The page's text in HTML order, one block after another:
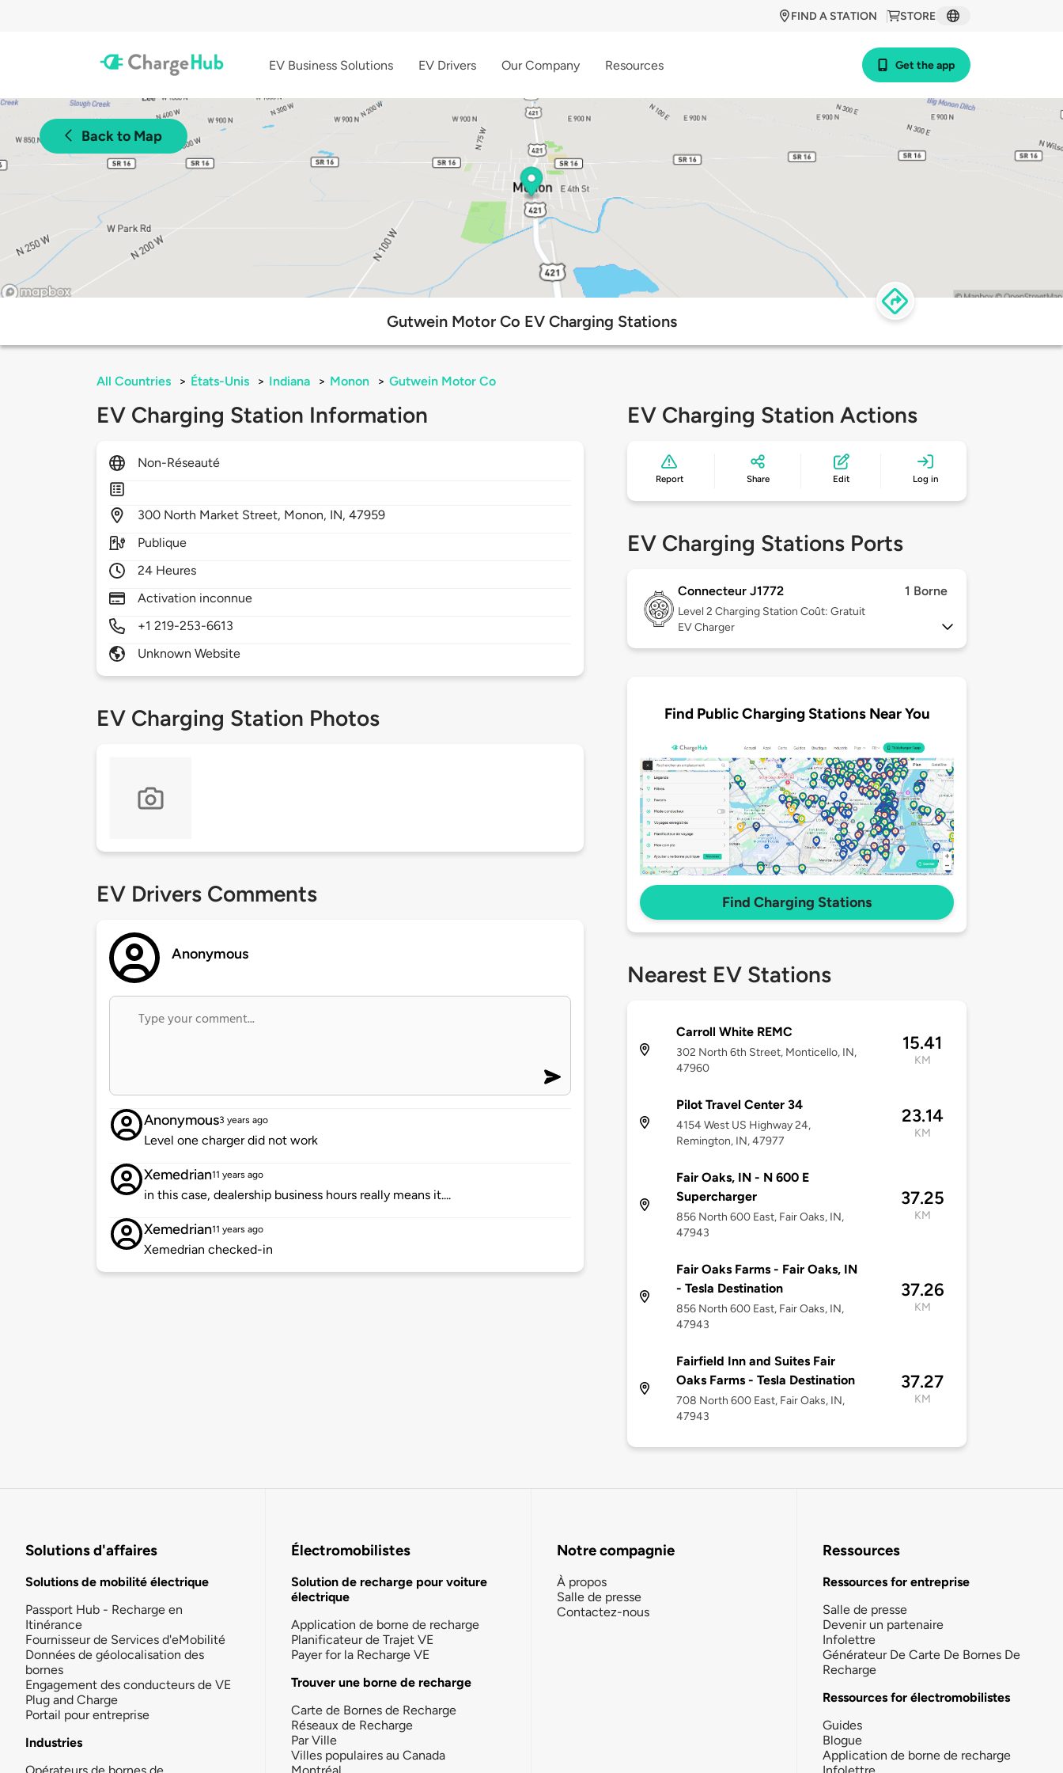
STORE
FIND A STATION
EV Business Solutions EV Drivers Our Company Resources Get the app
Back to Map
Gutwein Motor Co EV Charging Stations
All Countries > États-Unis > Indiana > Monon > Gutwein Motor Co
EV Charging Station Information
Non-Réseauté
300 North Market Street, Monon, IN,47959
Publique
24 Heures
Activation inconnue
+1 219-253-6613
Unknown Website
EV Charging Station Photos
EV Drivers Comments
Anonymous
Anonymous3 years ago
Level one charger did not work
Xemedrian11 years ago
in this case, dealership business hours really means it....
Xemedrian11 years ago
Xemedrian checked-in
EV Charging Station Actions
Report Share Edit Log in
EV Charging Stations Ports
Connecteur J1772 1 Borne
Level 2 Charging Station Coût: Gratuit
EV Charger
Find Public Charging Stations Near You
Find Charging Stations
Nearest EV Stations
Carroll White REMC
302 North 6th Street, Monticello, IN,
47960
15.41
KM
Pilot Travel Center 34
4154 West US Highway 24,
Remington, IN, 47977
23.14
KM
Fair Oaks, IN - N 600 E
Supercharger
856 North 600 East, Fair Oaks, IN,
47943
37.25
KM
Fair Oaks Farms - Fair Oaks, IN
- Tesla Destination
856 North 600 East, Fair Oaks, IN,
47943
37.26
KM
Fairfield Inn and Suites Fair
Oaks Farms - Tesla Destination
708 North 600 East, Fair Oaks, IN,
47943
37.27
KM
Solutions d'affaires
Solutions de mobilité électrique
Passport Hub - Recharge en
Itinérance
Fournisseur de Services d'eMobilité
Données de géolocalisation des
bornes
Engagement des conducteurs de VE
Plug and Charge
Portail pour entreprise
Industries
Électromobilistes
Solution de recharge pour voiture
électrique
Application de borne de recharge
Planificateur de Trajet VE
Payer for la Recharge VE
Trouver une borne de recharge
Carte de Bornes de Recharge
Réseaux de Recharge
Par Ville
Villes populaires au Canada
Notre compagnie
À propos
Salle de presse
Contactez-nous
Ressources
Ressources for entreprise
Salle de presse
Devenir un partenaire
Infolettre
Générateur De Carte De Bornes De
Recharge
Ressources for électromobilistes
Guides
Blogue
Application de borne de recharge